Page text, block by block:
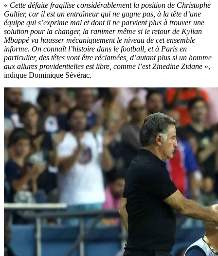
« Cette défaite fragilise considérablement la position de Christophe
Galtier, car il est un entraîneur qui ne gagne pas, à la tête d’une
équipe qui s’exprime mal et dont il ne parvient plus à trouver une
solution pour la changer, la ranimer même si le retour de Kylian
Mbappé va hausser mécaniquement le niveau de cet ensemble
informe. On connaît l’histoire dans le football, et à Paris en
particulier, des têtes vont être réclamées, d’autant plus si un homme
aux allures providentielles est libre, comme l’est Zinedine Zidane »,
indique Dominique Sévérac.